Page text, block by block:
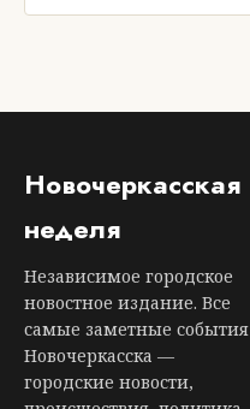
Новочеркасская
неделя
Независимое городское
новостное издание. Все
самые заметные события
Новочеркасска —
городские новости,